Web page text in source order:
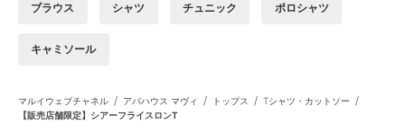
ブラウス シャツ チュニック ポロシャツ
キャミソール
マルイウェブチャネル / アバハウス マヴィ / トップス / Tシャツ・カットソー /
【販売店舗限定】シアーフライスロンT